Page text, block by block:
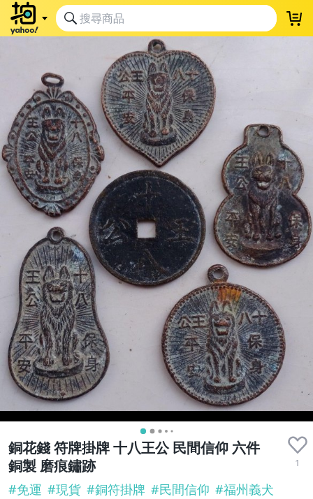
銅花錢 符牌掛牌 十八王公 民間信仰 六件
銅製 磨痕鏽跡
1
#免運 #現貨 #銅符掛牌 #民間信仰 #福州義犬